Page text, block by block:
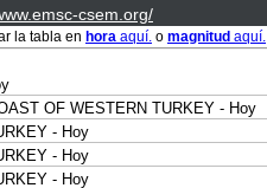
csem.org/
la tabla en hora aquí. o magnitud aquí.
OF WESTERN TURKEY - Hoy
- Hoy
- Hoy
- Hoy